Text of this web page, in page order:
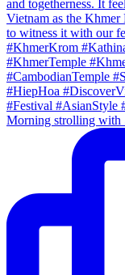
Morning strolling with